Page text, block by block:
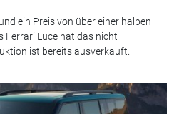
ein Preis von über einer halben
Ferrari Luce hat das nicht
ist bereits ausverkauft.